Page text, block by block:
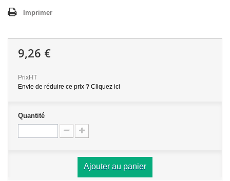
Imprimer
9,26 €
PrixHT
Envie de réduire ce prix ? Cliquez ici
Quantité
Ajouter au panier